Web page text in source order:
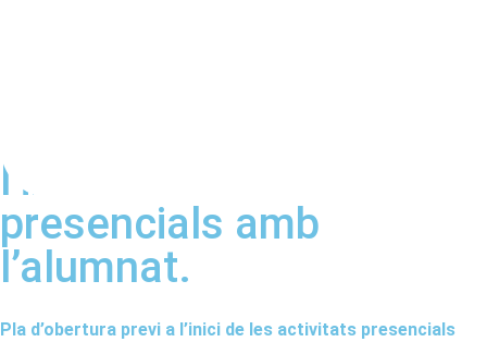
l’inici de les activitats
presencials amb
l’alumnat.
Pla d’obertura previ a l’inici de les activitats presencials